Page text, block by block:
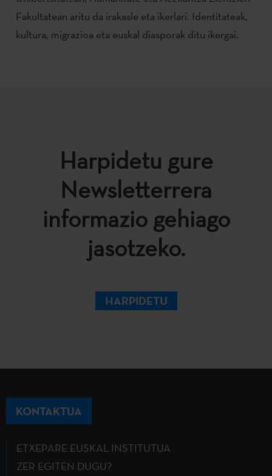
Fakultatean aritu da irakasle eta ikerlari. Identitateak,
kultura, migrazioa eta euskal diasporak ditu ikergai.
Harpidetu gure
Newsletterrera
informazio gehiago
jasotzeko.
HARPIDETU
KONTAKTUA
ETXEPARE EUSKAL INSTITUTUA
ZER EGITEN DUGU?